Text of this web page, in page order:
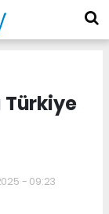
Türkiye
- 09:23